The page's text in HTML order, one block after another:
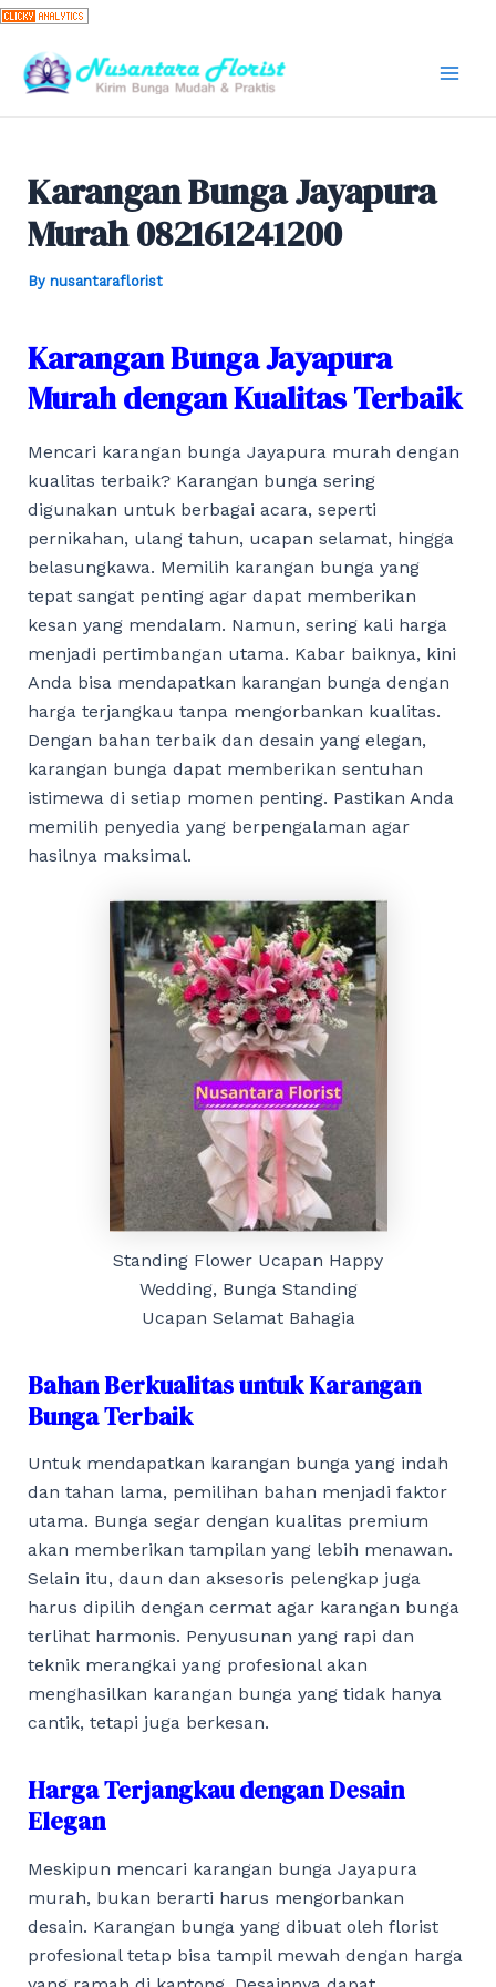
Skip
content
Karangan Bunga Jayapura
Murah 082161241200
By nusantaraflorist
Karangan Bunga Jayapura
Murah dengan Kualitas Terbaik
Mencari karangan bunga Jayapura murah dengan
kualitas terbaik? Karangan bunga sering
digunakan untuk berbagai acara, seperti
pernikahan, ulang tahun, ucapan selamat, hingga
belasungkawa. Memilih karangan bunga yang
tepat sangat penting agar dapat memberikan
kesan yang mendalam. Namun, sering kali harga
menjadi pertimbangan utama. Kabar baiknya, kini
Anda bisa mendapatkan karangan bunga dengan
harga terjangkau tanpa mengorbankan kualitas.
Dengan bahan terbaik dan desain yang elegan,
karangan bunga dapat memberikan sentuhan
istimewa di setiap momen penting. Pastikan Anda
memilih penyedia yang berpengalaman agar
hasilnya maksimal.
Standing Flower Ucapan Happy
Wedding, Bunga Standing
Ucapan Selamat Bahagia
Bahan Berkualitas untuk Karangan
Bunga Terbaik
Untuk mendapatkan karangan bunga yang indah
dan tahan lama, pemilihan bahan menjadi faktor
utama. Bunga segar dengan kualitas premium
akan memberikan tampilan yang lebih menawan.
Selain itu, daun dan aksesoris pelengkap juga
harus dipilih dengan cermat agar karangan bunga
terlihat harmonis. Penyusunan yang rapi dan
teknik merangkai yang profesional akan
menghasilkan karangan bunga yang tidak hanya
cantik, tetapi juga berkesan.
Harga Terjangkau dengan Desain
Elegan
Meskipun mencari karangan bunga Jayapura
murah, bukan berarti harus mengorbankan
desain. Karangan bunga yang dibuat oleh florist
profesional tetap bisa tampil mewah dengan harga